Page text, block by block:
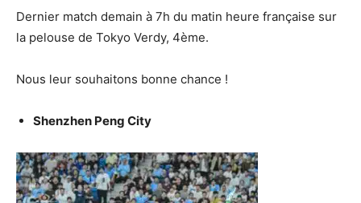
Dernier match demain à 7h du matin heure française sur
la pelouse de Tokyo Verdy, 4ème.
Nous leur souhaitons bonne chance !
Shenzhen Peng City